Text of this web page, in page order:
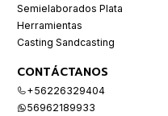
Semielaborados Plata
Herramientas
Casting Sandcasting
CONTÁCTANOS
+56226329404
56962189933